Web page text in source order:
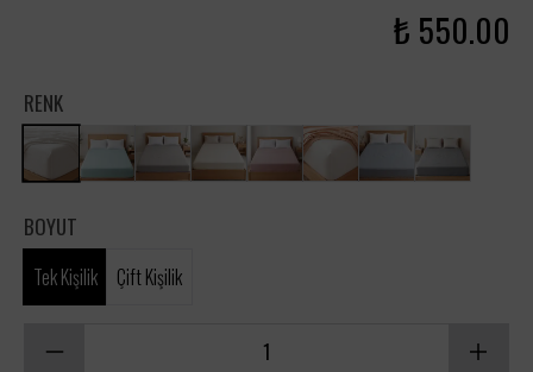
₺ 550.00
RENK
BOYUT
Tek Kişilik Çift Kişilik